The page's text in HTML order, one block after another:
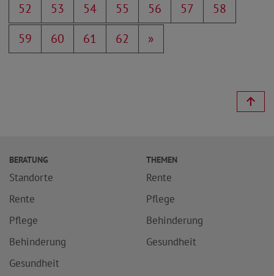
52
53 54 55 56 57
58
59
60 61 62 »
BERATUNG
Standorte
Rente
Pflege
Behinderung
Gesundheit
THEMEN
Rente
Pflege
Behinderung
Gesundheit